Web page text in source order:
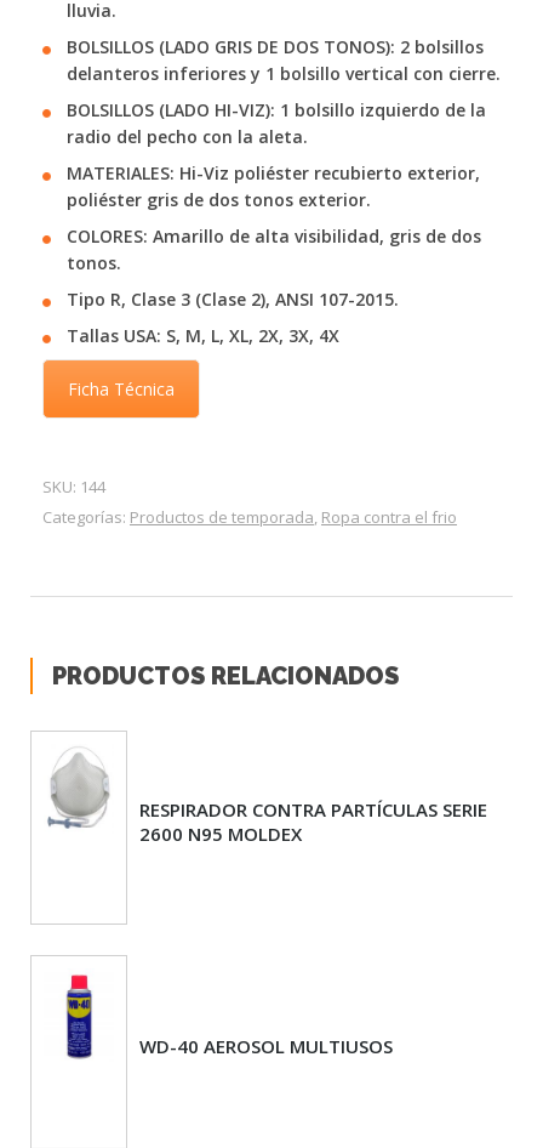
lluvia.
BOLSILLOS (LADO GRIS DE DOS TONOS): 2 bolsillos
delanteros inferiores y 1 bolsillo vertical con cierre.
BOLSILLOS (LADO HI-VIZ): 1 bolsillo izquierdo de la
radio del pecho con la aleta.
MATERIALES: Hi-Viz poliéster recubierto exterior,
poliéster gris de dos tonos exterior.
COLORES: Amarillo de alta visibilidad, gris de dos
tonos.
Tipo R, Clase 3 (Clase 2), ANSI 107-2015.
Tallas USA: S, M, L, XL, 2X, 3X, 4X
Ficha Técnica
SKU: 144
Categorías: Productos de temporada, Ropa contra el frio
PRODUCTOS RELACIONADOS
RESPIRADOR CONTRA PARTÍCULAS SERIE
2600 N95 MOLDEX
WD-40 AEROSOL MULTIUSOS